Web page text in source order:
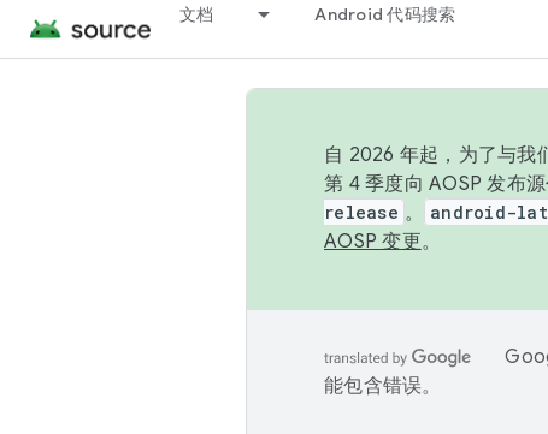
文档 Android 代码搜索
自 2026 年起，为了与我
第 4 季度向 AOSP 发布
release 。 android-
AOSP 变更。
能包含错误。